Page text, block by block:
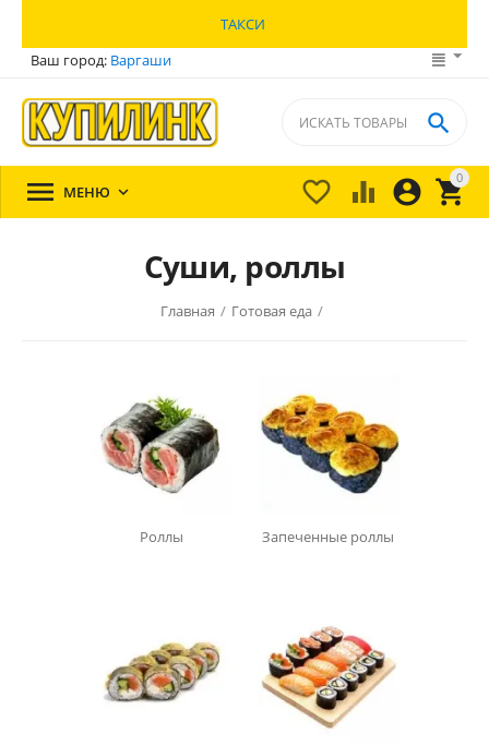
ТАКСИ
Ваш город: Варгаши
0


 

 МЕНЮ 
Суши, роллы
Главная / Готовая еда /
Роллы Запеченные роллы